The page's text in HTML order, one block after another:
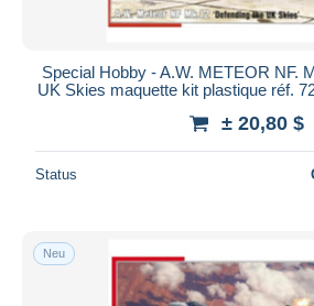
Special Hobby - A.W. METEOR NF.
UK Skies maquette kit plastique réf.
± 20,80 $
Status
Neu